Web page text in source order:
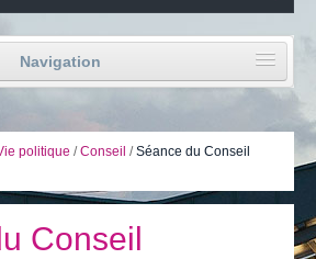
Navigation
politique /Conseil /Séance du Conseil
Conseil